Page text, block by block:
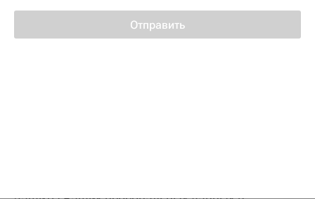
данных" Российской Федерации, нормами GDPR
– Регламент N 2016/679 Европейского
Отправить